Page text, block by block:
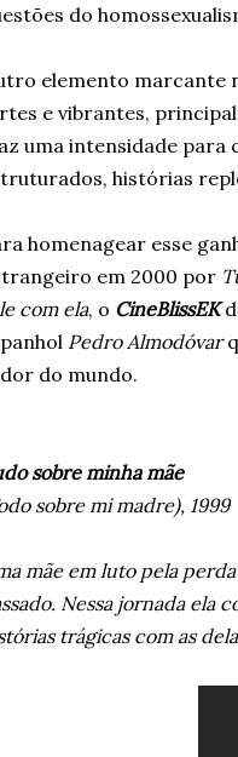
do
elemento marcante
e vibrantes,
uma intensidade para
histórias
homenagear esse
em 2000 por
com ela, o CineBlissEK
Pedro Almodóvar
do mundo.
sobre minha mãe
sobre mi madre), 1999
mãe em luto pela
Nessa jornada ela
trágicas com as